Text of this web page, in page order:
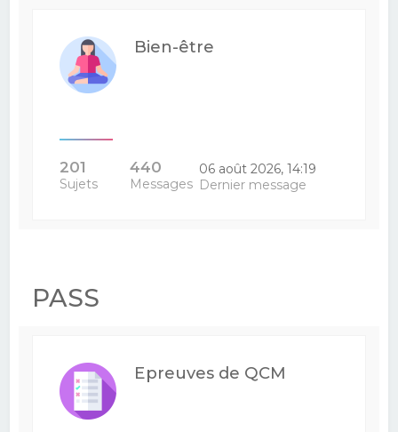
Bien-être
201
Sujets
440
Messages
06 août 2026, 14:19
Dernier message
PASS
Epreuves de QCM